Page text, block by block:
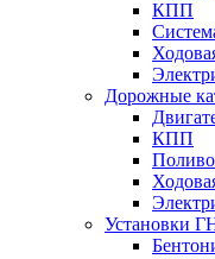
КПП
Дорожные
КПП
Установки